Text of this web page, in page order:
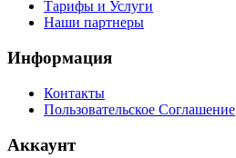
Тарифы и Услуги
Наши партнеры
Информация
Контакты
Пользовательское Соглашение
Аккаунт